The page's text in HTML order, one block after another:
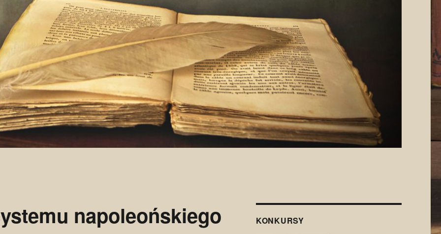
napoleońskiego
KONKURSY